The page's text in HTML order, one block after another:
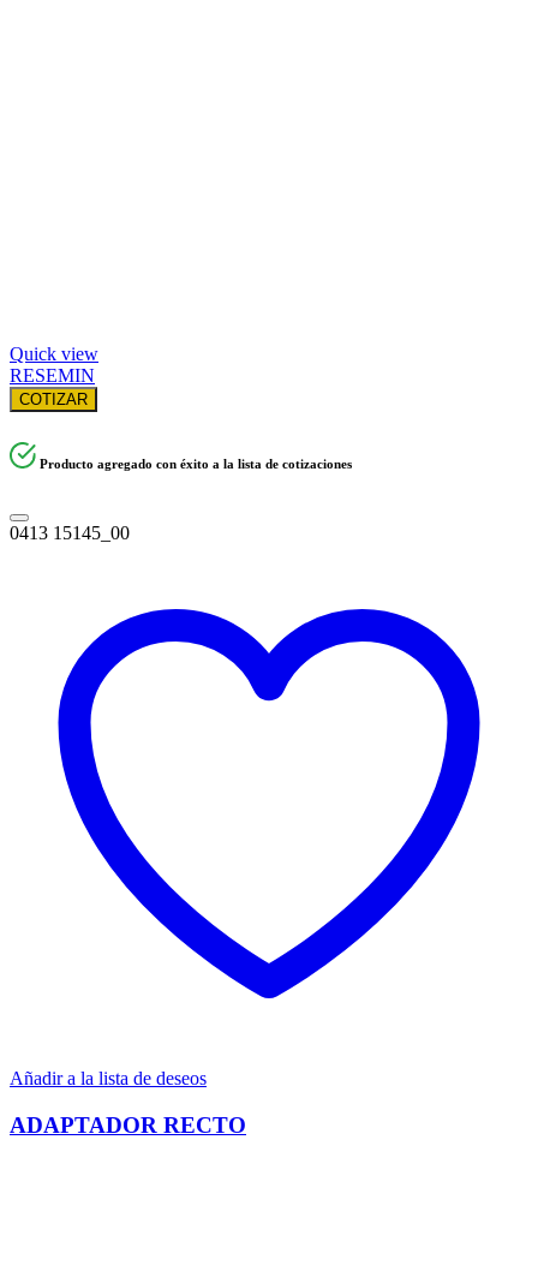
Quick view
RESEMIN
COTIZAR
Producto agregado con éxito a la lista de cotizaciones
0413 15145_00
Añadir a la lista de deseos
ADAPTADOR RECTO